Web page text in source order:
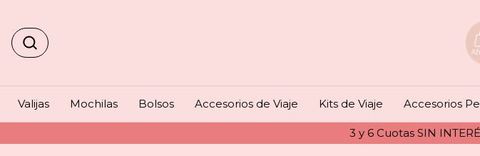
3 y 6 Cuotas SIN
Valijas Mochilas Bolsos Accesorios de Viaje Kits de Viaje Accesorios